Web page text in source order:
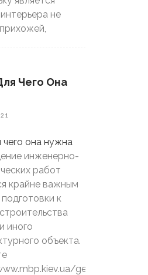
не
Чего Она
инженерно-
работ
крайне важным
к
иного
объекта.
geology